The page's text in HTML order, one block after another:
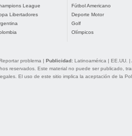
League
Libertadores
Fútbol Americano
Deporte Motor
Golf
Olímpicos
problema | Publicidad: Latinoamérica | EE.UU. |
reservados. Este material no puede ser publicado,
. El uso de este sitio implica la aceptación de la